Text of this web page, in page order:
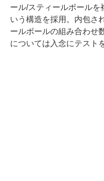
ール/スティールボールを
いう構造を採用。内包さ
ールボールの組み合わせ
については入念にテスト